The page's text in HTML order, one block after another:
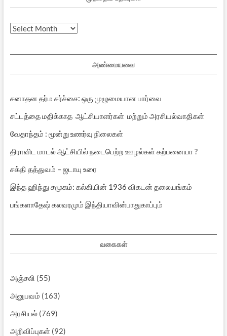
முந்தைய
அண்மையவை
சனாதன தர்ம சர்ச்சை: ஒரு முழுமையான பார்வை
சட்டத்தை மதிக்காத ஆட்சியாளர்கள் மற்றும் அரசியல்வாதிகள்
வேதாந்தம் : மூன்று உணர்வு நிலைகள்
திராவிட மாடல் ஆட்சியில் நடைபெற்ற ஊழல்கள் கற்பனையா ?
சக்தி தத்துவம் – ஜடாயு உரை
இந்த ஹிந்து சமூகம்: கல்கியின் 1936 விகடன் தலையங்கம்
பங்களாதேஷ் கலவரமும் இந்தியாவின்பாதுகாப்பும்
வகைகள்
அஞ்சலி (55)
அனுபவம் (163)
அரசியல்(769)
அறிவிப்புகள்(92)